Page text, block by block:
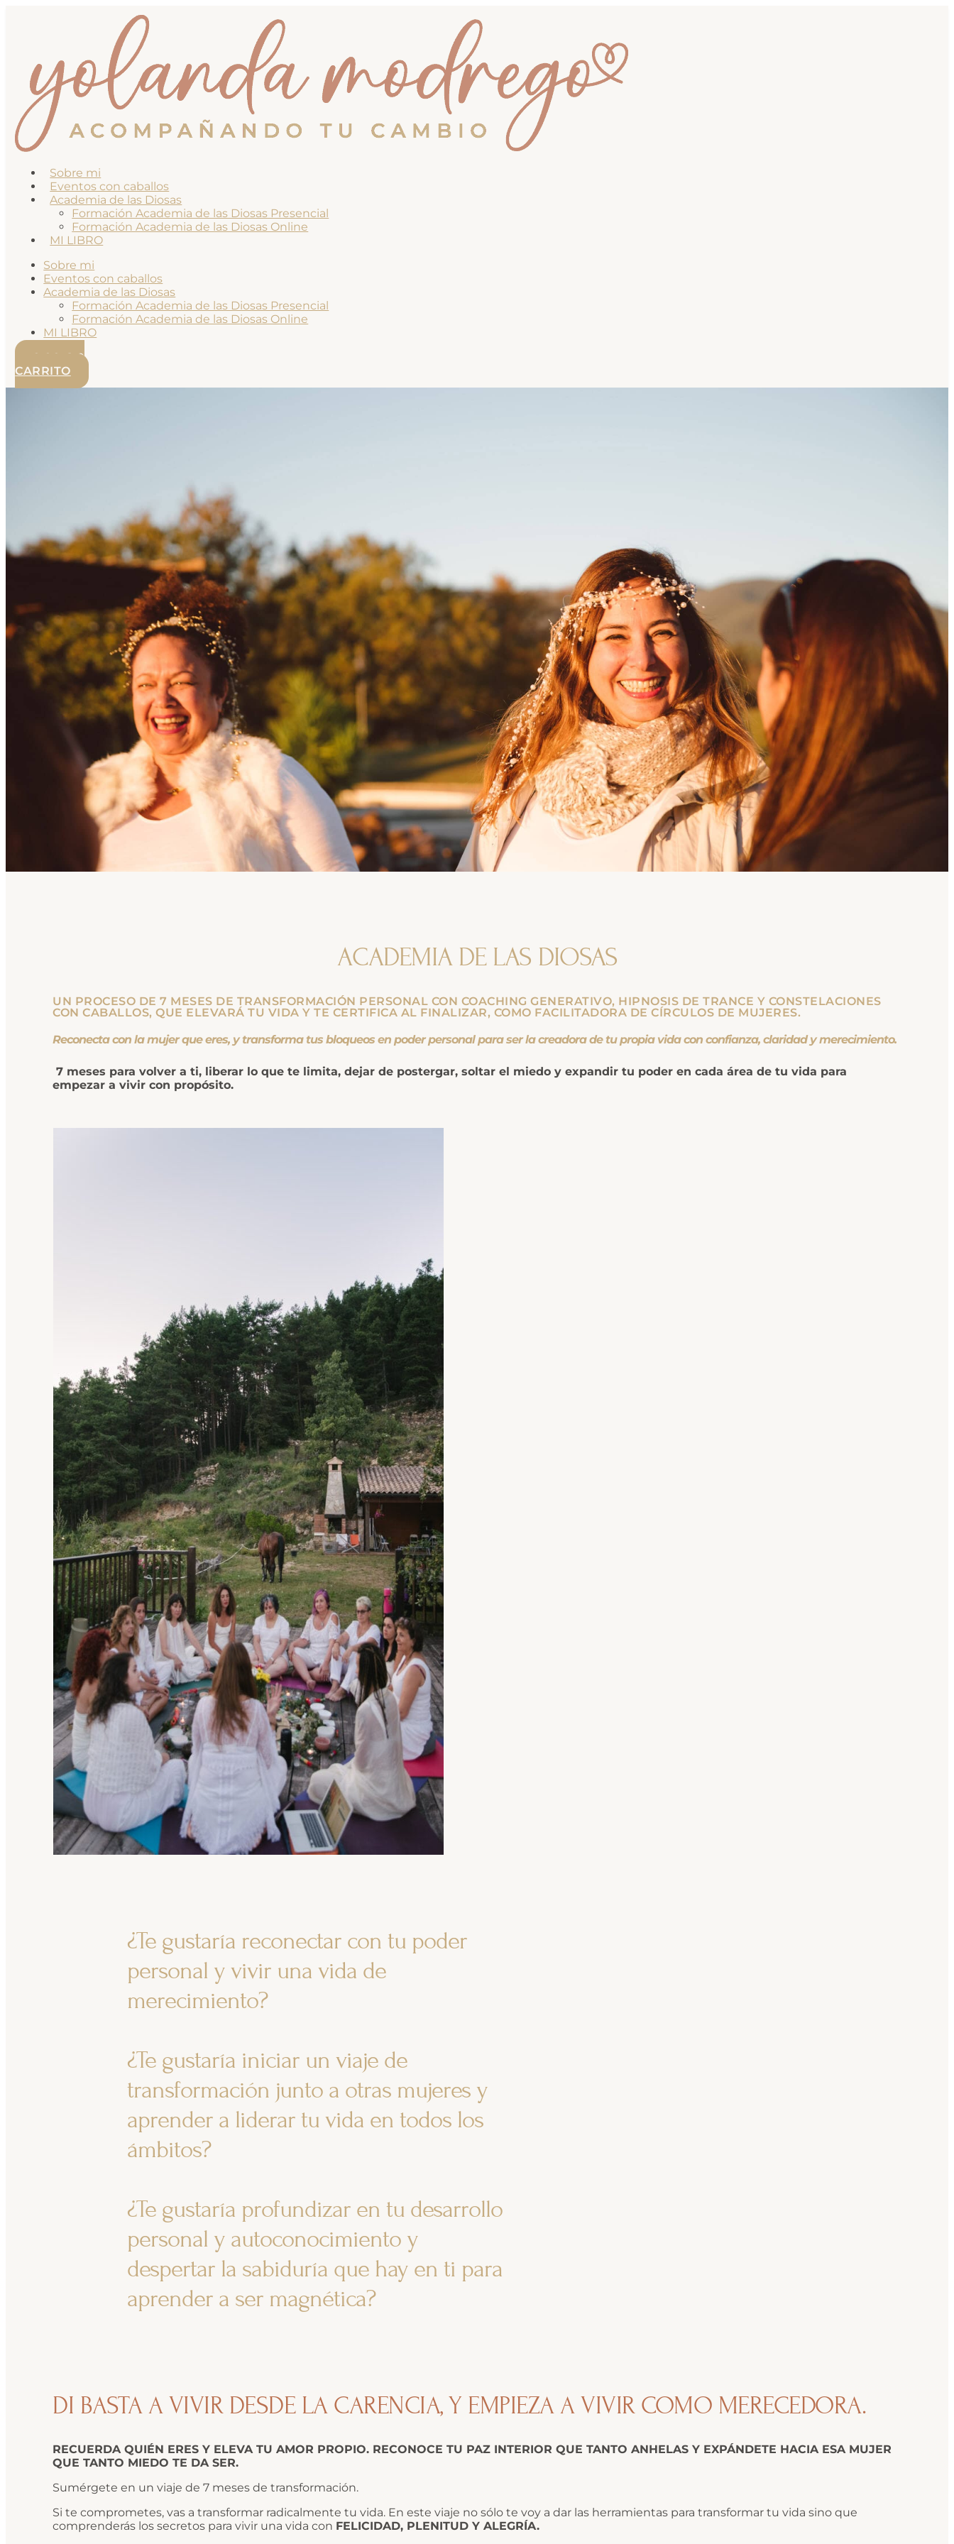
Sobre mi
Eventos con caballos
Academia de las Diosas
Formación Academia de las Diosas Presencial
Formación Academia de las Diosas Online
MI LIBRO
Sobre mi
Eventos con caballos
Academia de las Diosas
Formación Academia de las Diosas Presencial
Formación Academia de las Diosas Online
MI LIBRO
0.00
€
0
CARRITO
ACADEMIA DE LAS DIOSAS
UN PROCESO DE 7 MESES DE TRANSFORMACIÓN PERSONAL CON COACHING GENERATIVO, HIPNOSIS DE TRANCE Y CONSTELACIONES
CON CABALLOS, QUE ELEVARÁ TU VIDA Y TE CERTIFICA AL FINALIZAR, COMO FACILITADORA DE CÍRCULOS DE MUJERES.
Reconecta con la mujer que eres, y transforma tus bloqueos en poder personal para ser la creadora de tu propia vida con confianza, claridad y merecimiento.
7 meses para volver a ti, liberar lo que te limita, dejar de postergar, soltar el miedo y expandir tu poder en cada área de tu vida para
empezar a vivir con propósito.
¿Te gustaría reconectar con tu poder
personal y vivir una vida de
merecimiento?
¿Te gustaría iniciar un viaje de
transformación junto a otras mujeres y
aprender a liderar tu vida en todos los
ámbitos?
¿Te gustaría profundizar en tu desarrollo
personal y autoconocimiento y
despertar la sabiduría que hay en ti para
aprender a ser magnética?
DI BASTA A VIVIR DESDE LA CARENCIA, Y EMPIEZA A VIVIR COMO MERECEDORA.
RECUERDA QUIÉN ERES Y ELEVA TU AMOR PROPIO. RECONOCE TU PAZ INTERIOR QUE TANTO ANHELAS Y EXPÁNDETE HACIA ESA MUJER
QUE TANTO MIEDO TE DA SER.
Sumérgete en un viaje de 7 meses de transformación.
Si te comprometes, vas a transformar radicalmente tu vida. En este viaje no sólo te voy a dar las herramientas para transformar tu vida sino que
comprenderás los secretos para vivir una vida con FELICIDAD, PLENITUD Y ALEGRÍA.